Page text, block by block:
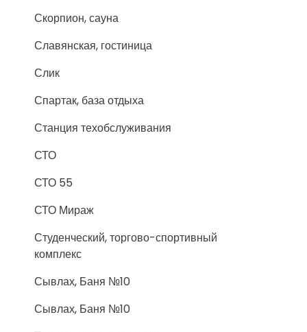
Скорпион, сауна
Славянская, гостиница
Слик
Спартак, база отдыха
Станция техобслуживания
СТО
СТО 55
СТО Мираж
Студенческий, торгово-спортивный
комплекс
Сывлах, Баня №10
Сывлах, Баня №10